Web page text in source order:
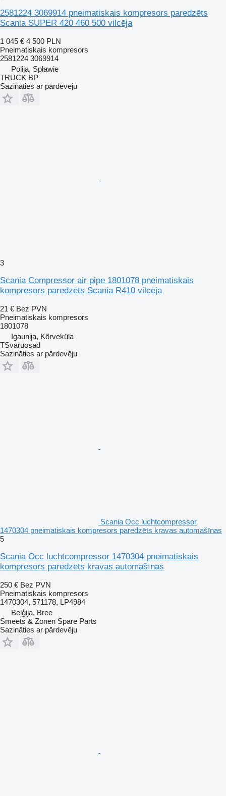
2581224 3069914 pneimatiskais kompresors paredzēts
Scania SUPER 420 460 500 vilcēja
1 045 € 4 500 PLN
Pneimatiskais kompresors
2581224 3069914
Polija, Spławie
TRUCK BP
Sazināties ar pārdevēju
3
Scania Compressor air pipe 1801078 pneimatiskais
kompresors paredzēts Scania R410 vilcēja
21 € Bez PVN
Pneimatiskais kompresors
1801078
Igaunija, Kõrveküla
TSvaruosad
Sazināties ar pārdevēju
Scania Occ luchtcompressor
1470304 pneimatiskais kompresors paredzēts kravas automašīnas
5
Scania Occ luchtcompressor 1470304 pneimatiskais
kompresors paredzēts kravas automašīnas
250 € Bez PVN
Pneimatiskais kompresors
1470304, 571178, LP4984
Beļģija, Bree
Smeets & Zonen Spare Parts
Sazināties ar pārdevēju